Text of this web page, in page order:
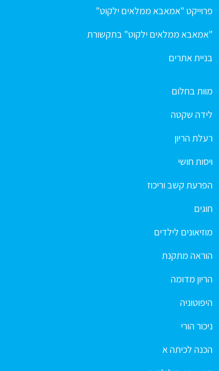
פרוייקט "אמאבא ממלאים ילקוט"
"אמאבא ממלאים ילקוט" בתקשורת
בניית אתרים
מוות בחלום
לידה שקטה
רעלת הריון
ויסות חושי
הפרעת קשב וריכוז
חוגים
מוזיאונים לילדים
הוראה מתקנת
הריון מדומה
היפוטוניה
ניכור הורי
הכנה לכיתה א